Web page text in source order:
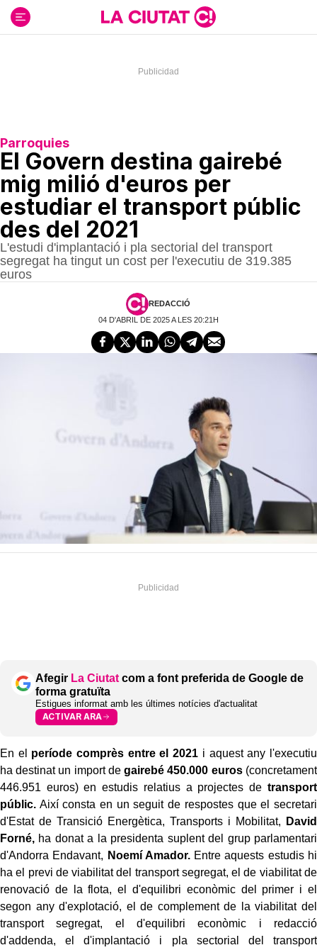
contenido
Parroquies
El Govern destina gairebé
mig milió d'euros per
estudiar el transport públic
des del 2021
L'estudi d'implantació i pla sectorial del transport
segregat ha tingut un cost per l'executiu de 319.385
euros
REDACCIÓ
04 D'ABRIL DE 2025 A LES 20:21H
Afegir La Ciutat com a font preferida de Google de
forma gratuïta
Estigues informat amb les últimes notícies d'actualitat
ACTIVAR ARA
En el període comprès entre el 2021 i aquest any l'executiu
ha destinat un import degairebé 450.000 euros(concretament
446.951 euros) en estudis relatius a projectes de transport
públic. Així consta en un seguit de respostes que el secretari
d'Estat de Transició Energètica, Transports i Mobilitat,
David
Forné, ha donat a la presidenta suplent del grup parlamentari
d'Andorra Endavant, Noemí Amador.Entre aquests estudis hi
ha el previ de viabilitat del transport segregat, el de viabilitat de
renovació de la flota, el d'equilibri econòmic del primer i el
segon any d'explotació, el de complement de la viabilitat del
transport segregat, el d'equilibri econòmic i redacció
d'addenda, el d'implantació i pla sectorial del transport